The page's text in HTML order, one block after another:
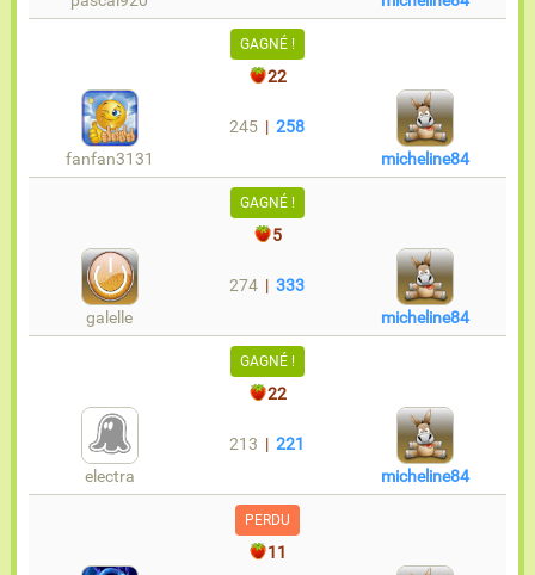
GAGNÉ !
22
fanfan3131
245 |258
micheline84
GAGNÉ !
5
galelle
274 |333
micheline84
GAGNÉ !
22
electra
213 |221
micheline84
PERDU
11